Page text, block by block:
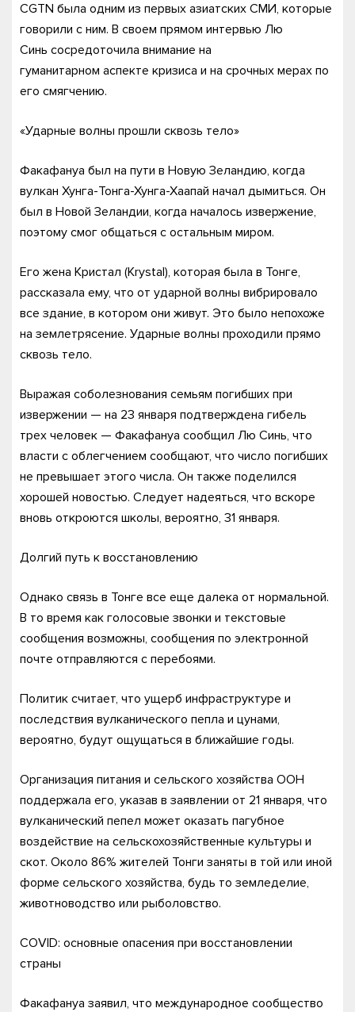
CGTN была одним из первых азиатских СМИ, которые
говорили с ним. В своем прямом интервью Лю
Синь сосредоточила внимание на
гуманитарном аспекте кризиса и на срочных мерах по
его смягчению.
«Ударные волны прошли сквозь тело»
Факафануа был на пути в Новую Зеландию, когда
вулкан Хунга-Тонга-Хунга-Хаапай начал дымиться. Он
был в Новой Зеландии, когда началось извержение,
поэтому смог общаться с остальным миром.
Его жена Кристал (Krystal), которая была в Тонге,
рассказала ему, что от ударной волны вибрировало
все здание, в котором они живут. Это было непохоже
на землетрясение. Ударные волны проходили прямо
сквозь тело.
Выражая соболезнования семьям погибших при
извержении — на 23 января подтверждена гибель
трех человек — Факафануа сообщил Лю Синь, что
власти с облегчением сообщают, что число погибших
не превышает этого числа. Он также поделился
хорошей новостью. Следует надеяться, что вскоре
вновь откроются школы, вероятно, 31 января.
Долгий путь к восстановлению
Однако связь в Тонге все еще далека от нормальной.
В то время как голосовые звонки и текстовые
сообщения возможны, сообщения по электронной
почте отправляются с перебоями.
Политик считает, что ущерб инфраструктуре и
последствия вулканического пепла и цунами,
вероятно, будут ощущаться в ближайшие годы.
Организация питания и сельского хозяйства ООН
поддержала его, указав в заявлении от 21 января, что
вулканический пепел может оказать пагубное
воздействие на сельскохозяйственные культуры и
скот. Около 86% жителей Тонги заняты в той или иной
форме сельского хозяйства, будь то земледелие,
животноводство или рыболовство.
COVID: основные опасения при восстановлении
страны
Факафануа заявил, что международное сообщество